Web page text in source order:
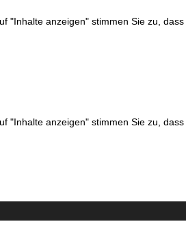
"Inhalte anzeigen" stimmen Sie zu,
"Inhalte anzeigen" stimmen Sie zu,